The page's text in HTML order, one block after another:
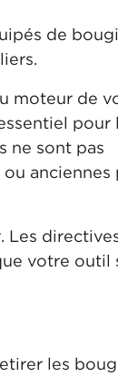
de
moteur de
pour
ne sont pas
anciennes
votre outil
les